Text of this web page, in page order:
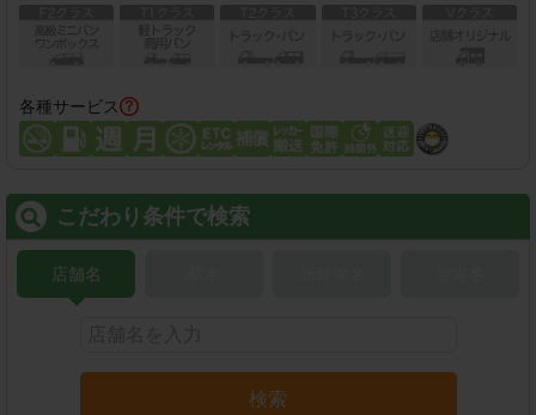
各種サービス
こだわり条件で検索
店舗名
検索